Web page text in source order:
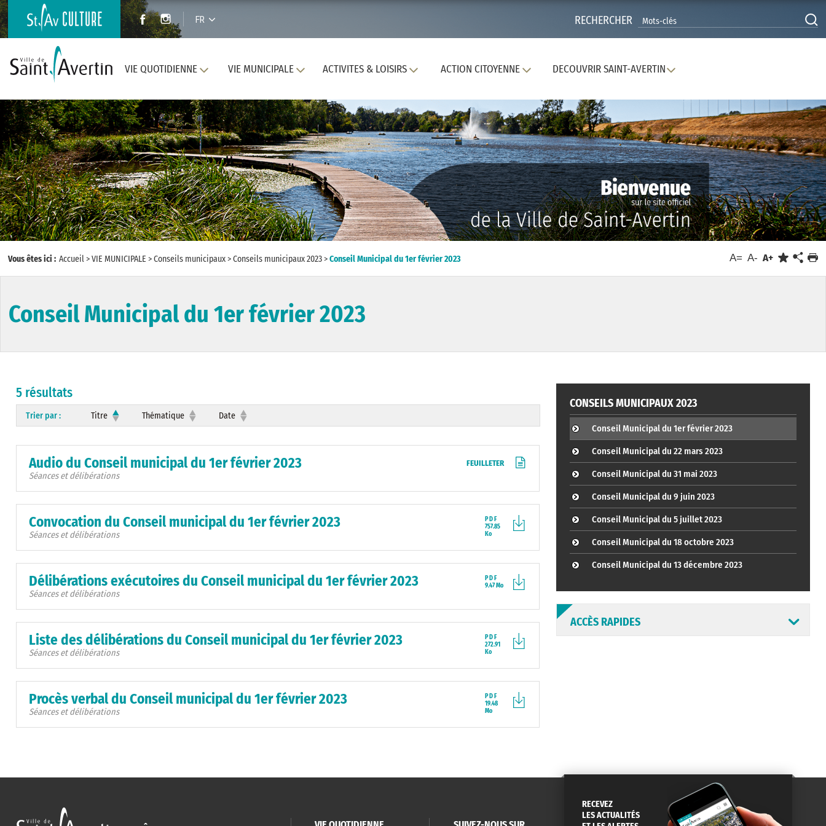
FR RECHERCHER
VIE QUOTIDIENNE VIE MUNICIPALE ACTIVITES & LOISIRS ACTION CITOYENNE DECOUVRIR SAINT-AVERTIN
Vous êtes ici : Accueil>VIE MUNICIPALE >Conseils municipaux>Conseils municipaux 2023>Conseil Municipal du 1er février 2023 A= A- A+
Conseil Municipal du 1er février 2023
5 résultats
Trier par : Titre Thématique Date
Audio du Conseil municipal du 1er février 2023
Séances et délibérations
FEUILLETER
Convocation du Conseil municipal du 1er février 2023
Séances et délibérations
PDF
757.85
Ko
Délibérations exécutoires du Conseil municipal du 1er février 2023
Séances et délibérations
PDF
9.47 Mo
Liste des délibérations du Conseil municipal du 1er février 2023
Séances et délibérations
PDF
272.91
Ko
Procès verbal du Conseil municipal du 1er février 2023
Séances et délibérations
PDF
19.48
Mo
CONSEILS MUNICIPAUX 2023
Conseil Municipal du 1er février 2023
Conseil Municipal du 22 mars 2023
Conseil Municipal du 31 mai 2023
Conseil Municipal du 9 juin 2023
Conseil Municipal du 5 juillet 2023
Conseil Municipal du 18 octobre 2023
Conseil Municipal du 13 décembre 2023
ACCÈS RAPIDES
CARTE D'IDENTITÉ
RESTAURATION
SCOLAIRE
RECEVEZ
LES ACTUALITÉS